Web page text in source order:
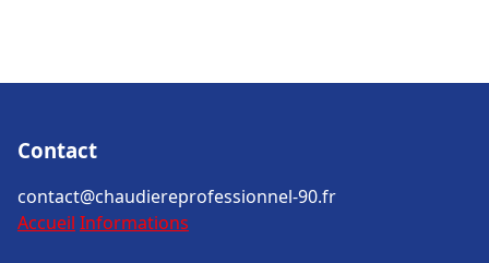
Contact
contact@chaudiereprofessionnel-90.fr
Accueil Informations